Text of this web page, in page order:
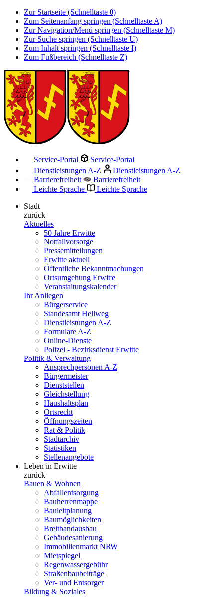
Zur Startseite (Schnelltaste 0)
Zum Seitenanfang springen (Schnelltaste A)
Zur Navigation/Menü springen (Schnelltaste M)
Zur Suche springen (Schnelltaste U)
Zum Inhalt springen (Schnelltaste I)
Zum Fußbereich (Schnelltaste Z)
Service-Portal
Service-Portal
Dienstleistungen A-Z
Dienstleistungen A-Z
Barrierefreiheit
Barrierefreiheit
Leichte Sprache
Leichte Sprache
Stadt
zurück
Aktuelles
50 Jahre Erwitte
Notfallvorsorge
Pressemitteilungen
Erwitte aktuell
Öffentliche Bekanntmachungen
Ortsumgehung Erwitte
Veranstaltungskalender
Ihr Anliegen
Bürgerservice
Standesamt Hellweg
Dienstleistungen A-Z
Formulare A-Z
Online-Dienste
Polizei - Bezirksdienst Erwitte
Politik & Verwaltung
Ansprechpersonen A-Z
Bürgermeister
Dienststellen
Gleichstellung
Haushaltsplan
Ortsrecht
Öffnungszeiten
Rat & Politik
Stadtarchiv
Statistiken
Stellenangebote
Leben in Erwitte
zurück
Bauen & Wohnen
Abfallentsorgung
Bauherrenmappe
Bauleitplanung
Baumöglichkeiten
Breitbandausbau
Gebäudesanierung
Immobilienmarkt NRW
Mietspiegel
Regenwassergebühr
Straßenbaubeiträge
Ver- und Entsorger
Bildung & Soziales